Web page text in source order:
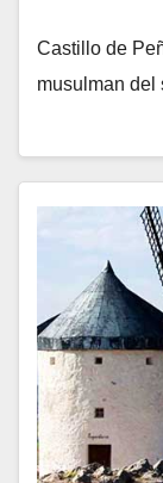
Castillo de
musulman del